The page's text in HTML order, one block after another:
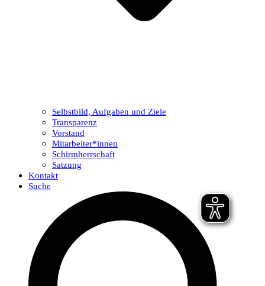
Selbstbild, Aufgaben und Ziele
Transparenz
Vorstand
Mitarbeiter*innen
Schirmherrschaft
Satzung
Kontakt
Suche